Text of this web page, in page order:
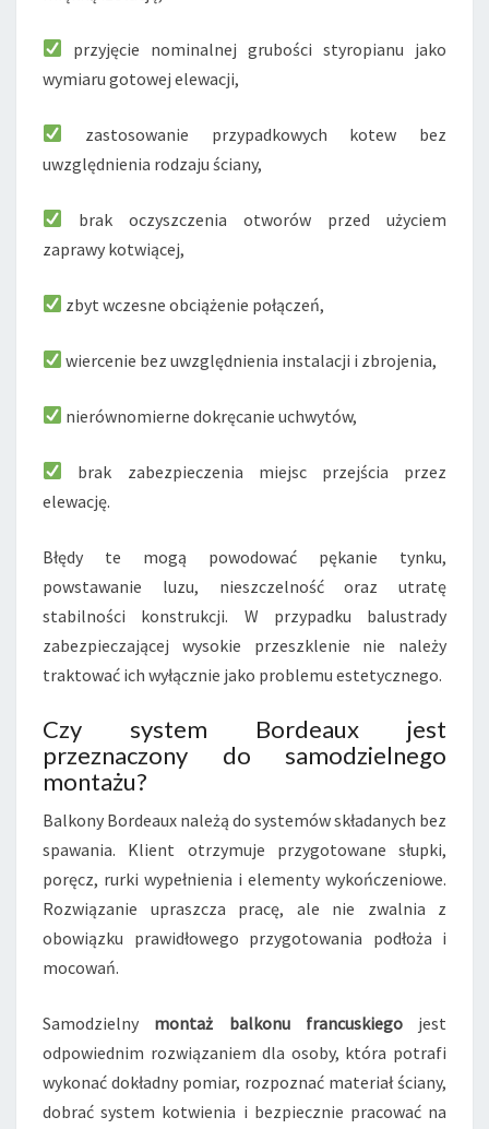
przyjęcie nominalnej grubości styropianu jako
wymiaru gotowej elewacji,
zastosowanie przypadkowych kotew bez
uwzględnienia rodzaju ściany,
brak oczyszczenia otworów przed użyciem
zaprawy kotwiącej,
zbyt wczesne obciążenie połączeń,
wiercenie bez uwzględnienia instalacji i zbrojenia,
nierównomierne dokręcanie uchwytów,
brak zabezpieczenia miejsc przejścia przez
elewację.
Błędy te mogą powodować pękanie tynku,
powstawanie luzu, nieszczelność oraz utratę
stabilności konstrukcji. W przypadku balustrady
zabezpieczającej wysokie przeszklenie nie należy
traktować ich wyłącznie jako problemu estetycznego.
Czy system Bordeaux jest
przeznaczony do samodzielnego
montażu?
Balkony Bordeaux należą do systemów składanych bez
spawania. Klient otrzymuje przygotowane słupki,
poręcz, rurki wypełnienia i elementy wykończeniowe.
Rozwiązanie upraszcza pracę, ale nie zwalnia z
obowiązku prawidłowego przygotowania podłoża i
mocowań.
Samodzielny montaż balkonu francuskiegojest
odpowiednim rozwiązaniem dla osoby, która potrafi
wykonać dokładny pomiar, rozpoznać materiał ściany,
dobrać system kotwienia i bezpiecznie pracować na